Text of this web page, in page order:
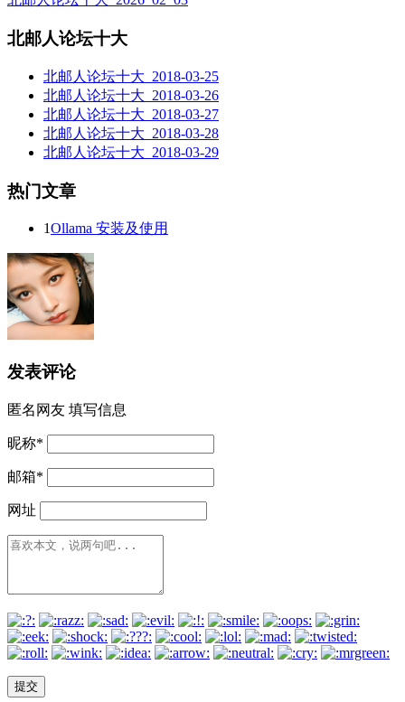
北邮人论坛十大
北邮人论坛十大_2018-03-25
北邮人论坛十大_2018-03-26
北邮人论坛十大_2018-03-27
北邮人论坛十大_2018-03-28
北邮人论坛十大_2018-03-29
热门文章
1Ollama 安装及使用
发表评论
匿名网友 填写信息
昵称*
邮箱*
网址